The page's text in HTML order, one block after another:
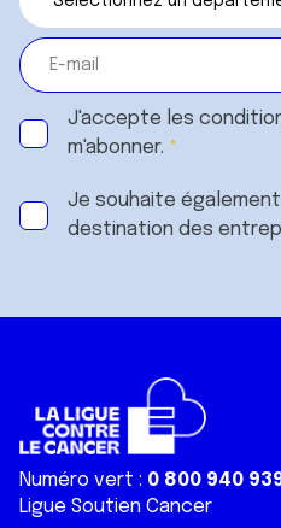
J'accepte les
m'abonner.
Je souhaite
destination des
Numéro vert : 0 800 940
Ligue Soutien Cancer